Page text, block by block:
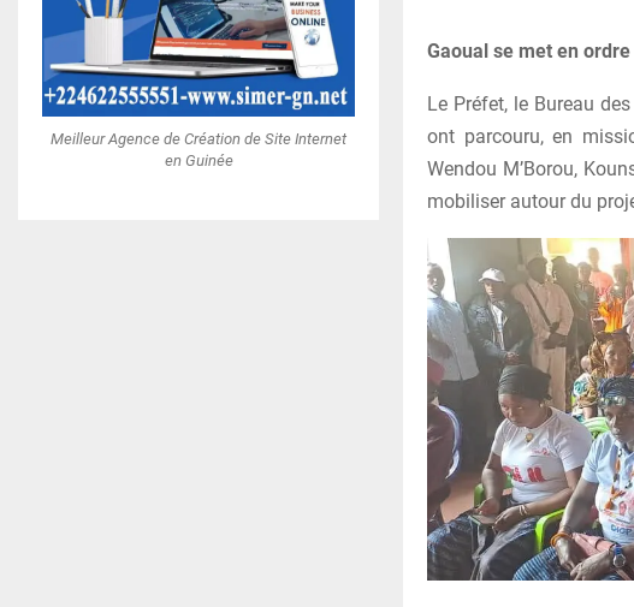
Gaoual se met en
Le Préfet, le Bureau
ont parcouru, en
Wendou M’Borou,
mobiliser autour du
Meilleur Agence de Création de Site Internet
en Guinée